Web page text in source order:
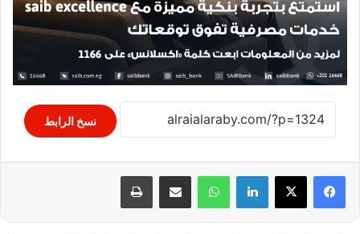
نسخ الرابط
لينكدإن واتساب مشاركة عبر البريد طباعة